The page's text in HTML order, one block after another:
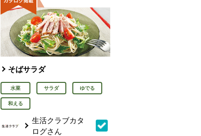
そばサラダ
水菜 サラダ ゆでる
和える
生活クラブカタ
ログさん